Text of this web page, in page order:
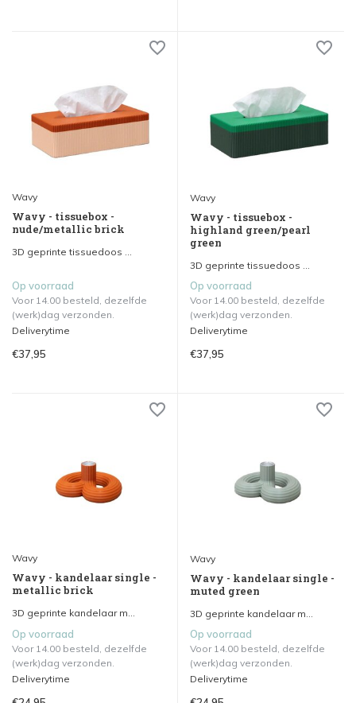
Wavy
Wavy - tissuebox -
nude/metallic brick
3D geprinte tissuedoos ...
Op voorraad
Voor 14.00 besteld, dezelfde
(werk)dag verzonden.
Deliverytime
€37,95
Wavy
Wavy - tissuebox -
highland green/pearl
green
3D geprinte tissuedoos ...
Op voorraad
Voor 14.00 besteld, dezelfde
(werk)dag verzonden.
Deliverytime
€37,95
Wavy
Wavy - kandelaar single -
metallic brick
3D geprinte kandelaar m...
Op voorraad
Voor 14.00 besteld, dezelfde
(werk)dag verzonden.
Deliverytime
Wavy
Wavy - kandelaar single -
muted green
3D geprinte kandelaar m...
Op voorraad
Voor 14.00 besteld, dezelfde
(werk)dag verzonden.
Deliverytime